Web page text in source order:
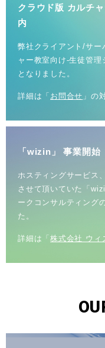
クラウド版 カルチ
内
弊社クライアント/サー
ャー教室向け-生徒管
となりました 。
詳細は「 お問合せ 」の
「 wizin 」 事業開始
ホスティングサービス
させて頂いていた「
ークコンサルティング
た。
詳細は「株式会社 ウィ